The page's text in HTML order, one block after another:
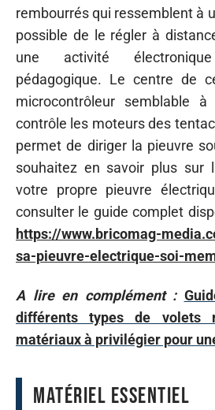
rembourrés qui ressemblent à
possible de le régler à
une activité
pédagogique. Le centre de
microcontrôleur semblable
contrôle les moteurs des
permet de diriger la pieuvre
souhaitez en savoir plus sur
votre propre pieuvre
consulter le guide complet
https://www.bricomag-
sa-pieuvre-electrique-soi-
A lire en complément :
différents types de volets
matériaux à privilégier pour
Matériel essentiel